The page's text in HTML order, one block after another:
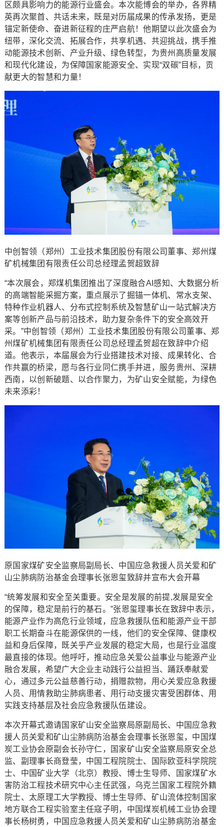
区颇具影响力的能源行业盛会。本次能博会的举办，各界精
英再次聚首、共话未来，既是对历届成果的传承发扬，更是
锚定新使命、奋进新征程的庄严启航！他期望以此次盛会为
纽带，深化交流、拓展合作，共享机遇、共迎挑战，携手推
动能源技术创新、产业升级、绿色转型，为贵州高质量发展
和现代化建设，为保障国家能源安全、实现“双碳”目标，贡
献更大的智慧和力量！
中创智领（郑州）工业技术集团股份有限公司董事、郑州煤
矿机械集团有限责任公司总经理孟贺超致辞
“本次展会，郑煤机集团推出了深度融合AI感知、大数据分析
的高端智能采掘方案，重点展示了掘锚一体机、常水支架、
特种作业机器人、分布式控制系统及智慧矿山一站式解决方
案等创新产品与前沿技术，助力复杂条件下的安全高效开
采。”中创智领（郑州）工业技术集团股份有限公司董事、郑
州煤矿机械集团有限责任公司总经理孟贺超在致辞中介绍
道。他表示，本届展会为行业搭建技术对接、成果转化、合
作共赢的桥梁，愿与各行业同仁携手并进，服务贵州、深耕
西南，以创新破题、以合作聚力，为矿山安全赋能，为绿色
未来添彩！
原国家煤矿安全监察局副局长、中国应急救援人员关爱和矿
山尘肺病防治基金会理事长张恩玺致辞并宣布大会开幕
“统筹发展和安全至关重要。安全是发展的前提,发展是安全
的保障，稳定是前行的基石。”张恩玺理事长在致辞中表示，
能源产业作为高危行业领域，应急救援队伍和能源产业干部
职工长期奋斗在能源保供的一线，他们的安全保障、健康权
益和身后保障，既关乎产业发展的稳定大局，也是行业温度
最直接的体现。他呼吁，推动应急关爱公益事业与能源产业
融合发展，希望广大企业主动践行公益担当、踊跃奉献爱
心，通过多元公益慈善行动，捐赠款物，用心关爱应急救援
人员、用情救助尘肺病患者、用行动支援灾害受困群体、用
实践支持基层及社会应急救援队伍建设。
本次开幕式邀请国家矿山安全监察局原副局长、中国应急救
援人员关爱和矿山尘肺病防治基金会理事长张恩玺，中国煤
炭工业协会原副会长孙守仁，国家矿山安全监察局原安全总
监、副理事长商登莹，中国工程院院士、国际欧亚科学院院
士、中国矿业大学（北京）教授、博士生导师、国家煤矿水
害防治工程技术研究中心主任武强，乌克兰国家工程院外籍
院士、太原理工大学教授、博士生导师、矿山流体控制国家
地方联合工程实验室主任寇子明，中国煤炭机械工业协会理
事长杨树勇，中国应急救援人员关爱和矿山尘肺病防治基金